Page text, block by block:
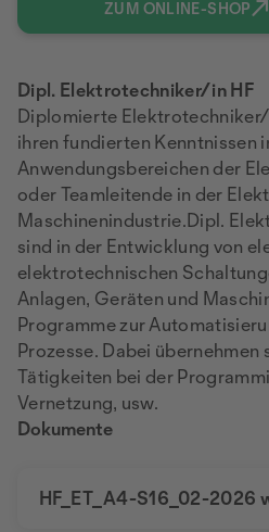
ZUM ONLINE-SHOP
Dipl. Elektrotechniker/in HF
Diplomierte
ihren fundierten Kenntnissen
Anwendungsbereichen der
oder Teamleitende in der
Maschinenindustrie.Dipl.
sind in der Entwicklung von
elektrotechnischen
Anlagen, Geräten und
Programme zur
Prozesse. Dabei übernehmen
Tätigkeiten bei der
Vernetzung, usw.
Dokumente
HF_ET_A4-S16_02-2026